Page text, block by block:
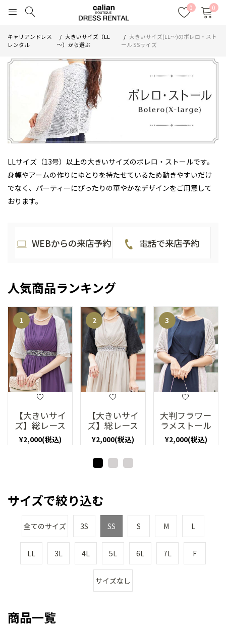
0 0
キャリアンドレス
レンタル
大きいサイズ（LL
～）から選ぶ
大きいサイズ(LL～)のボレロ・スト
ール SSサイズ
LLサイズ（13号）以上の大きいサイズのボレロ・ストールです。
身幅やアームの作りにゆとりを持たせているため動きやすいだけ
でなく、パーティーにぴったりの華やかなデザインをご用意して
おります。
WEBからの来店予約 電話で来店予約
人気商品ランキング
【大きいサイ
ズ】総レース
袖通し付きシ
ョール(ベージ
¥2,000(税込)
【大きいサイ
ズ】総レース
袖通し付きシ
ョール(ブラッ
ク)
¥2,000(税込)
大判フラワー
ラメストール
（ゴールド）
¥2,000(税込)
サイズで絞り込む
全てのサイズ 3S SS S M L
LL 3L 4L 5L 6L 7L F
サイズなし
商品一覧